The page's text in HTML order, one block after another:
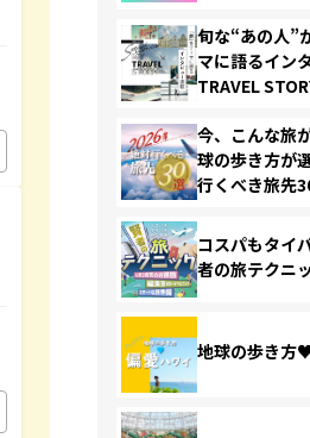
旬な“あの人”
マに語るイン
TRAVEL
今、こんな旅
球の歩き方が
行くべき旅先
コスパもタイ
者の旅テクニ
地球の歩き方